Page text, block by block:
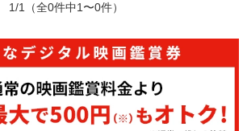
1/1 （全0件中1〜0件）